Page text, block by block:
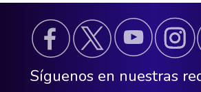
Síguenos en nuestras